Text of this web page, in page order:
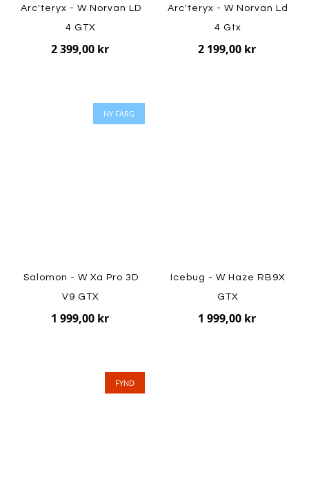
Arc'teryx - W Norvan LD
4 GTX
2 399,00 kr
Arc'teryx - W Norvan Ld
4 Gtx
2 199,00 kr
NY FÄRG
Salomon - W Xa Pro 3D
V9 GTX
1 999,00 kr
Icebug - W Haze RB9X
GTX
1 999,00 kr
FYND